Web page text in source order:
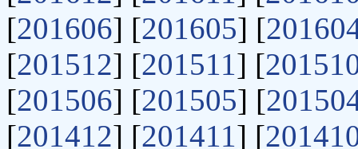
[201606] [201605] [
[201512] [201511 ] [
[201506] [201505] [
[201412] [201411 ] [